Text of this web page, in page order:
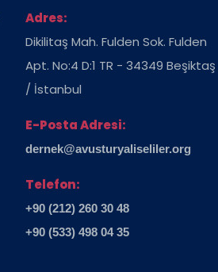
Adres:
Dikilitaş Mah. Fulden Sok. Fulden
Apt. No:4 D:1 TR - 34349 Beşiktaş
/ İstanbul
E-Posta Adresi:
dernek@avusturyaliseliler.org
Telefon:
+90 (212) 260 30 48
+90 (533) 498 04 35